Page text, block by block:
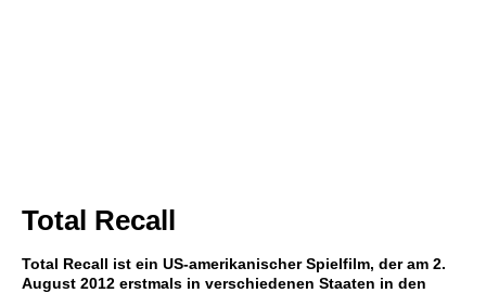
Total Recall
Total Recall ist ein US-amerikanischer Spielfilm, der am 2.
August 2012 erstmals in verschiedenen Staaten in den